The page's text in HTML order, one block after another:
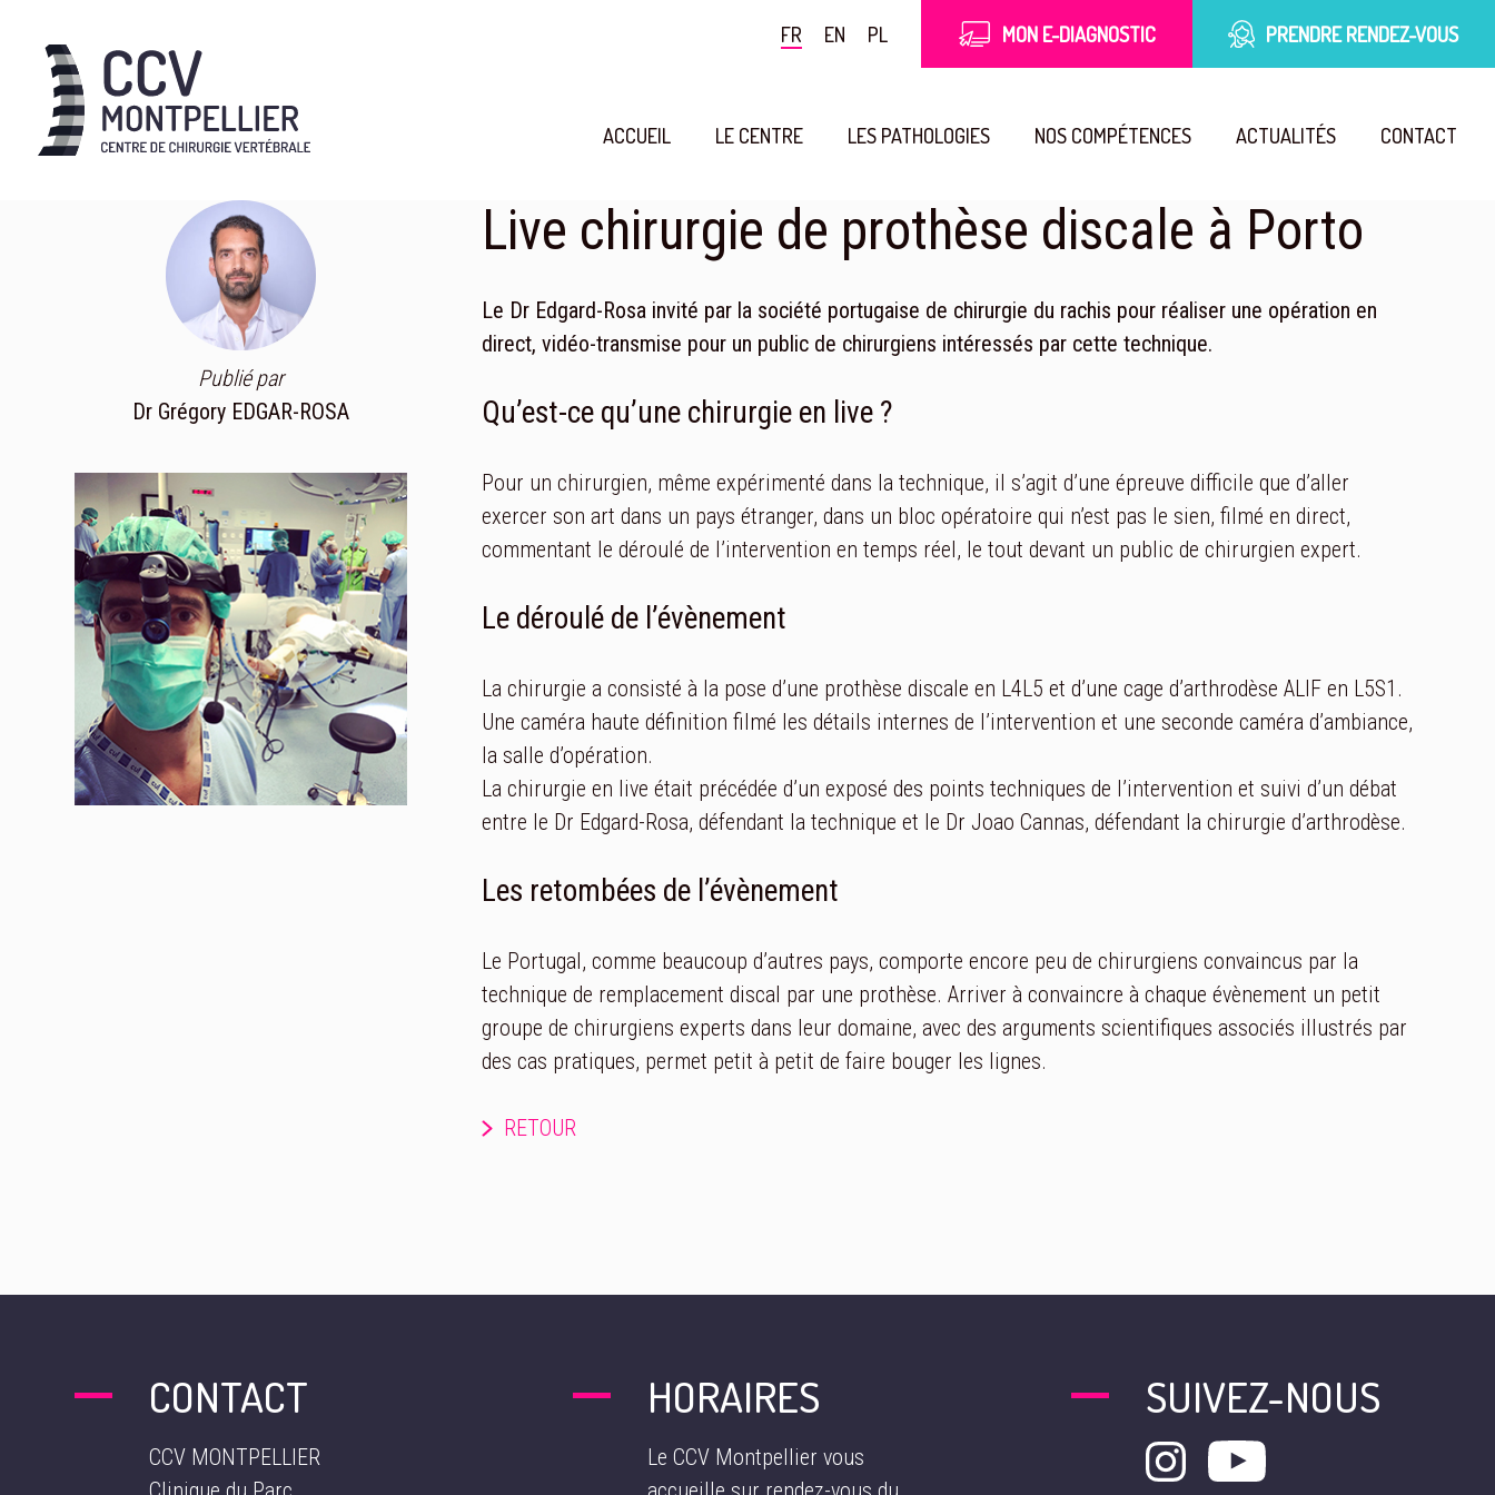
ACCUEIL LE CENTRE LES PATHOLOGIES NOS COMPÉTENCES ACTUALITÉS CONTACT
FR EN PL MON E-DIAGNOSTIC PRENDRE RENDEZ-VOUS
Publié par
Dr Grégory EDGAR-ROSA
Live chirurgie de prothèse discale à Porto
Le Dr Edgard-Rosa invité par la société portugaise de chirurgie du rachis pour réaliser une opération en
direct, vidéo-transmise pour un public de chirurgiens intéressés par cette technique.
Qu’est-ce qu’une chirurgie en live ?
Pour un chirurgien, même expérimenté dans la technique, il s’agit d’une épreuve difficile que d’aller
exercer son art dans un pays étranger, dans un bloc opératoire qui n’est pas le sien, filmé en direct,
commentant le déroulé de l’intervention en temps réel, le tout devant un public de chirurgien expert.
Le déroulé de l’évènement
La chirurgie a consisté à la pose d’une prothèse discale en L4L5 et d’une cage d’arthrodèse ALIF en L5S1.
Une caméra haute définition filmé les détails internes de l’intervention et une seconde caméra d’ambiance,
la salle d’opération.
La chirurgie en live était précédée d’un exposé des points techniques de l’intervention et suivi d’un débat
entre le Dr Edgard-Rosa, défendant la technique et le Dr Joao Cannas, défendant la chirurgie d’arthrodèse.
Les retombées de l’évènement
Le Portugal, comme beaucoup d’autres pays, comporte encore peu de chirurgiens convaincus par la
technique de remplacement discal par une prothèse. Arriver à convaincre à chaque évènement un petit
groupe de chirurgiens experts dans leur domaine, avec des arguments scientifiques associés illustrés par
des cas pratiques, permet petit à petit de faire bouger les lignes.
RETOUR
CONTACT
CCV MONTPELLIER
HORAIRES
Le CCV Montpellier vous
SUIVEZ-NOUS